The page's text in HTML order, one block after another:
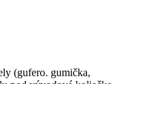
(gufero. gumička,
pod vývodové koliečko.